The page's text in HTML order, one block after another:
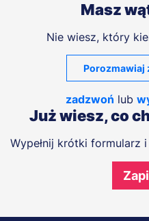
Masz
Nie wiesz, który
Porozmawiaj
zadzwoń lub
Już wiesz, co
Wypełnij krótki formularz